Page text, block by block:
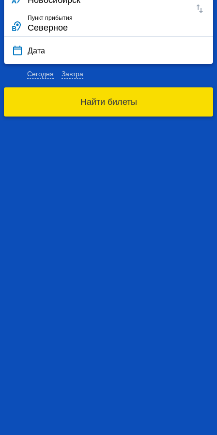
Пункт прибытия
Дата
Сегодня Завтра
Найти билеты